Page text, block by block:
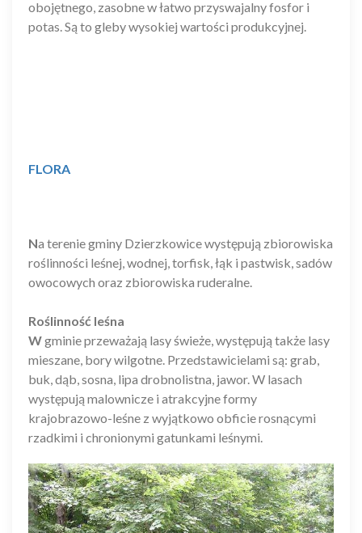
obojętnego, zasobne w łatwo przyswajalny fosfor i
potas. Są to gleby wysokiej wartości produkcyjnej.
FLORA
Na terenie gminy Dzierzkowice występują zbiorowiska
roślinności leśnej, wodnej, torfisk, łąk i pastwisk, sadów
owocowych oraz zbiorowiska ruderalne.
Roślinność leśna
Wgminie przeważają lasy świeże, występują także lasy
mieszane, bory wilgotne. Przedstawicielami są: grab,
buk, dąb, sosna, lipa drobnolistna, jawor. W lasach
występują malownicze i atrakcyjne formy
krajobrazowo-leśne z wyjątkowo obficie rosnącymi
rzadkimi i chronionymi gatunkami leśnymi.